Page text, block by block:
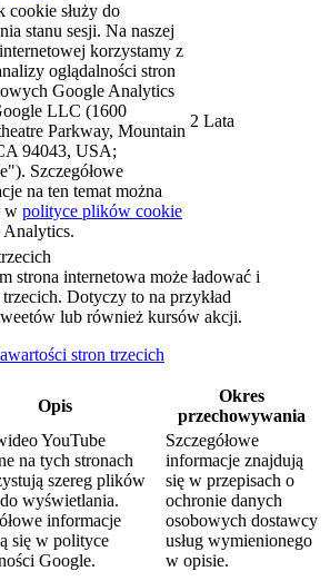
cookie służy do
stanu sesji. Na naszej
korzystamy z
oglądalności stron
Google Analytics
LLC (1600
Parkway, Mountain
94043, USA;
Szczegółowe
na ten temat można
w polityce plików cookie
Analytics.
2 Lata
strona internetowa może ładować i
Dotyczy to na przykład
lub również kursów akcji.
stron trzecich
Opis
Okres
przechowywania
YouTube
na tych stronach
szereg plików
wyświetlania.
informacje
się w polityce
Google.
Szczegółowe
informacje znajdują
się w przepisach o
ochronie danych
osobowych dostawcy
usług wymienionego
w opisie.